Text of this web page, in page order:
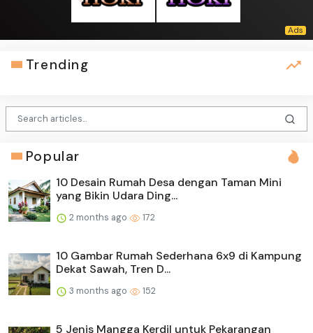
Trending
Popular
10 Desain Rumah Desa dengan Taman Mini
yang Bikin Udara Ding...
2 months ago 172
10 Gambar Rumah Sederhana 6x9 di Kampung
Dekat Sawah, Tren D...
3 months ago 152
5 Jenis Mangga Kerdil untuk Pekarangan